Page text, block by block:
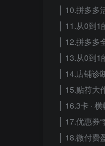
│ 10.拼多
│ 11.从0到
│ 12.拼多
│ 13.从0到
│ 14.店铺
│ 15.贴符
│ 16.3卡 ·
│ 17.优惠
│ 18.微付